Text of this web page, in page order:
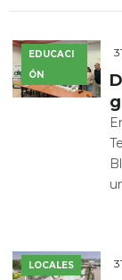
EDUCACI
ÓN
LOCALES